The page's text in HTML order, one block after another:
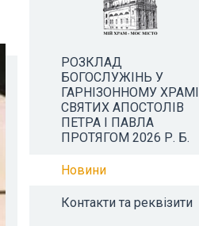
РОЗКЛАД
БОГОСЛУЖІНЬ У
ГАРНІЗОННОМУ ХРАМІ
СВЯТИХ АПОСТОЛІВ
ПЕТРА І ПАВЛА
ПРОТЯГОМ 2026 Р. Б.
Новини
Контакти та реквізити